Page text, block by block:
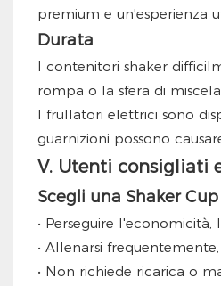
premium e un'esperienza
Durata
I contenitori shaker
rompa o la sfera di
I frullatori elettrici sono
guarnizioni possono
V. Utenti consigliati
Scegli una Shaker Cup
• Perseguire
• Allenarsi
• Non richiede ricarica o